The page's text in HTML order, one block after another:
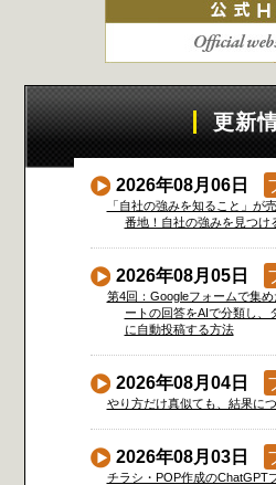
更新
2026年08月06日
「自社の強みを知ること」が
番地！自社の強みを見つけ
2026年08月05日
第4回：Googleフォームで集
ートの回答をAIで分類し、
に自動投稿する方法
2026年08月04日
やり方だけ真似ても、結果に
2026年08月03日
チラシ・POP作成のChatGPT